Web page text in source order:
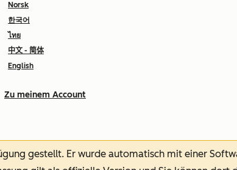
Norsk
한국어
ไทย
中文 - 简体
English
Zu meinem Account
gestellt. Er wurde automatisch mit einer